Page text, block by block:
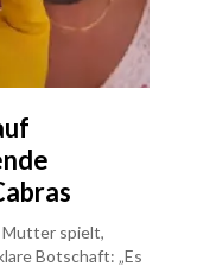
Mutter spielt,
Botschaft: „Es